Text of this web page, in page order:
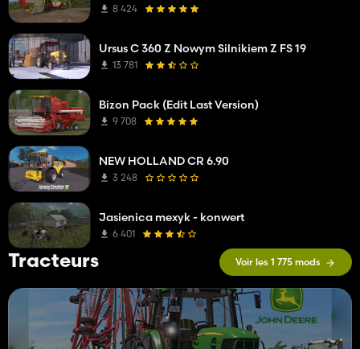
Tracteurs Voir les 1 775 mods
8 424
Ursus C 360 Z Nowym Silnikiem Z FS 19
13 781
Bizon Pack (Edit Last Version)
9 708
NEW HOLLAND CR 6.90
3 248
Jasienica mexyk - konwert
6 401